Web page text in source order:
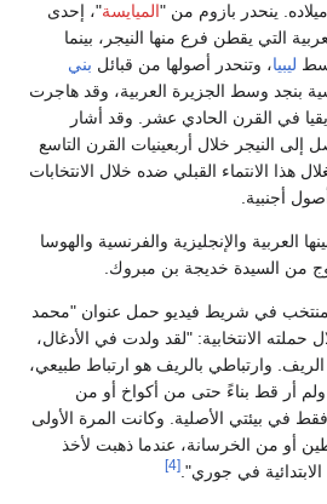
الميايسة"، إحدى
التي يقطن فرع منها النيجر، بينما
ليبيا، وتنحدر أصولها من قبائل بني
بنجد وسط الجزيرة العربية، وقد هاجرت
في القرن الحادي عشر. وقد أشار
إلى النيجر خلال أربعينيات القرن التاسع
هذا الانتماء القبلي ضده خلال الانتخابات
أجنبية.
العربية والإنجليزية والفرنسية والهوسا
من السيدة خديجة بن مبروك.
في شريط فيديو حمل عنوان "محمد
الانتخابية: "لقد ولدت في الأدغال،
وارتباطي بالريف هو ارتباط طبيعي،
أر قط بناءً حتى من أكواخ أو من
في بيئتي الأصلية. وكانت المرة الأولى
أو من الخرسانة، عندما ذهبت لأخذ
في جوري". [4]